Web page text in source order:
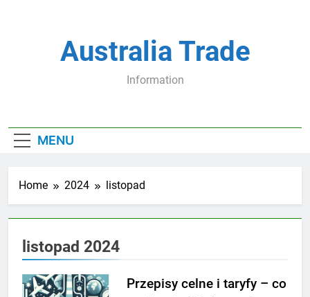
Australia Trade
Information
MENU
Home 2024 listopad
listopad 2024
Przepisy celne i taryfy – co